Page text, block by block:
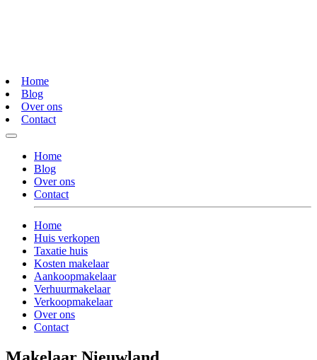
Home
Blog
Over ons
Contact
Home
Blog
Over ons
Contact
Home
Huis verkopen
Taxatie huis
Kosten makelaar
Aankoopmakelaar
Verhuurmakelaar
Verkoopmakelaar
Over ons
Contact